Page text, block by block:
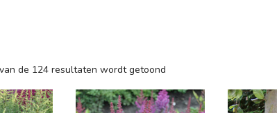
de 124 resultaten wordt getoond